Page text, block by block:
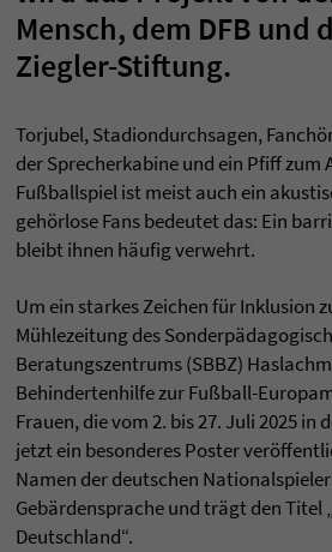
Mensch, dem DFB und
Ziegler-Stiftung.
Torjubel, Stadiondurchsagen,
der Sprecherkabine und ein Pfiff zum
Fußballspiel ist meist auch ein
gehörlose Fans bedeutet das: Ein
bleibt ihnen häufig verwehrt.
Um ein starkes Zeichen für Inklusion
Mühlezeitung des
Beratungszentrums (SBBZ)
Behindertenhilfe zur Fußball-
Frauen, die vom 2. bis 27. Juli 2025
jetzt ein besonderes Poster
Namen der deutschen
Gebärdensprache und trägt den Titel
Deutschland“.